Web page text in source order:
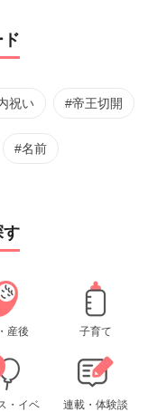
祝い #帝王切開
#名前
す
産後 子育て
・イベ
連載・体験談